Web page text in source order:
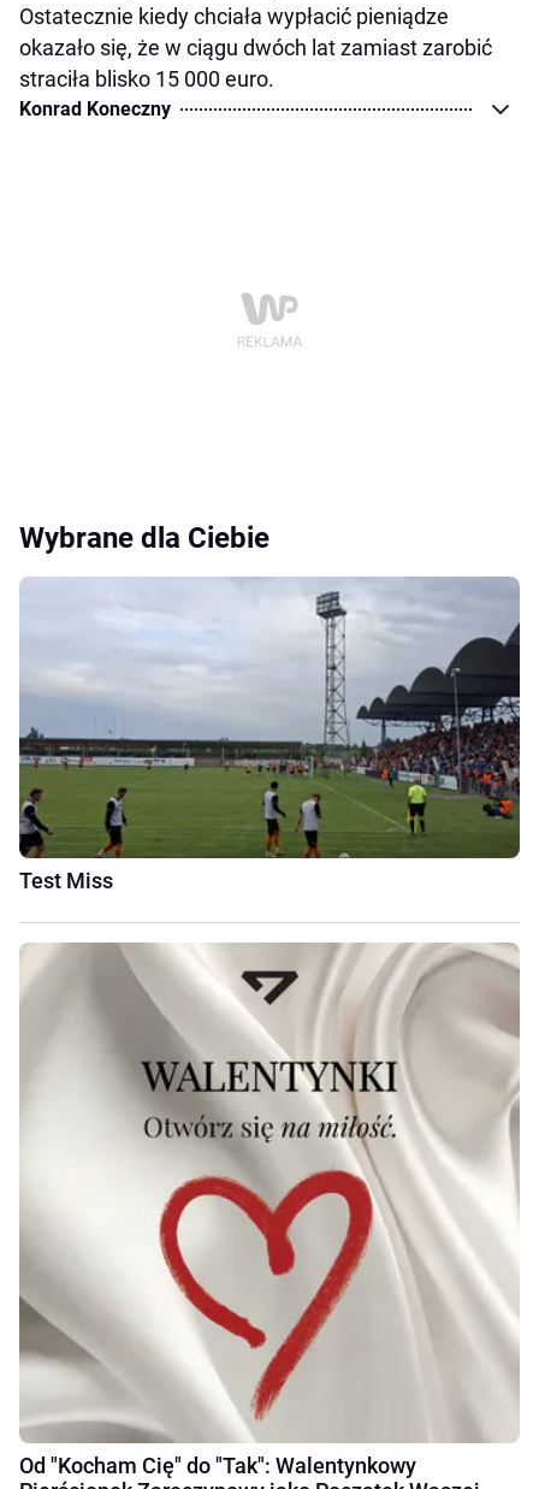
Ostatecznie kiedy chciała wypłacić pieniądze
okazało się, że w ciągu dwóch lat zamiast zarobić
straciła blisko 15 000 euro.
Konrad Koneczny
Wybrane dla Ciebie
Test Miss
Od "Kocham Cię" do "Tak": Walentynkowy